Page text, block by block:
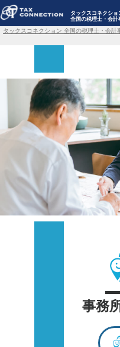
タックスコネクショ
全国の税理士・会計
タックスコネクション 全国の税理士・会計
事務